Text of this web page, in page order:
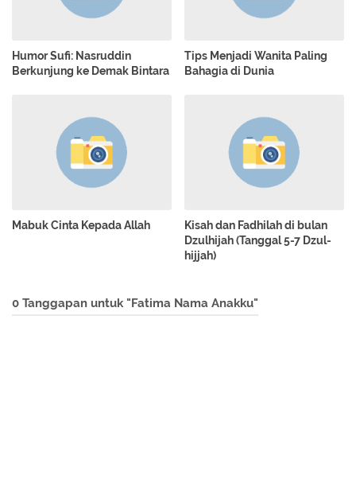
Humor Sufi: Nasruddin
Berkunjung ke Demak Bintara
Tips Menjadi Wanita Paling
Bahagia di Dunia
Mabuk Cinta Kepada Allah
Kisah dan Fadhilah di bulan
Dzulhijah (Tanggal 5-7 Dzul-
hijjah)
0 Tanggapan untuk "Fatima Nama Anakku"